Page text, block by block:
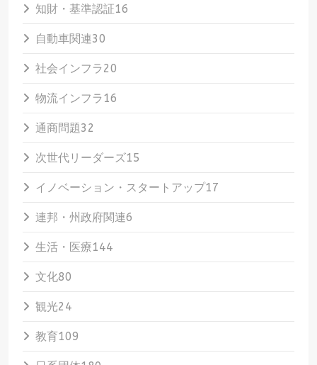
知財・基準認証16
自動車関連30
社会インフラ20
物流インフラ16
通商問題32
次世代リーダーズ15
イノベーション・スタートアップ17
連邦・州政府関連6
生活・医療144
文化80
観光24
教育109